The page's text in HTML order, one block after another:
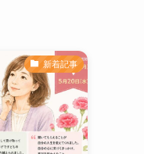
新着記事